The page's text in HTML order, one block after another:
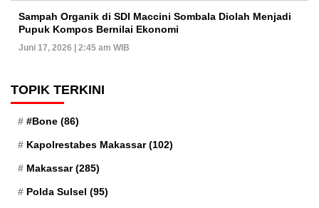
Sampah Organik di SDI Maccini Sombala Diolah Menjadi
Pupuk Kompos Bernilai Ekonomi
Juni 17, 2026 | 2:45 am WIB
TOPIK TERKINI
#Bone (86)
Kapolrestabes Makassar(102)
Makassar(285)
Polda Sulsel (95)